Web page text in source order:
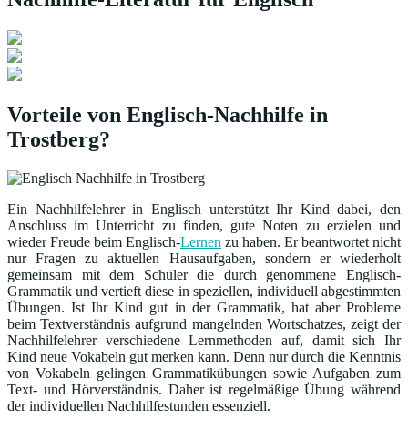
Vorteile von Englisch-Nachhilfe in
Trostberg?
Ein Nachhilfelehrer in Englisch unterstützt Ihr Kind dabei, den
Anschluss im Unterricht zu finden, gute Noten zu erzielen und
wieder Freude beim Englisch-Lernen zu haben. Er beantwortet nicht
nur Fragen zu aktuellen Hausaufgaben, sondern er wiederholt
gemeinsam mit dem Schüler die durch genommene Englisch-
Grammatik und vertieft diese in speziellen, individuell abgestimmten
Übungen. Ist Ihr Kind gut in der Grammatik, hat aber Probleme
beim Textverständnis aufgrund mangelnden Wortschatzes, zeigt der
Nachhilfelehrer verschiedene Lernmethoden auf, damit sich Ihr
Kind neue Vokabeln gut merken kann. Denn nur durch die Kenntnis
von Vokabeln gelingen Grammatikübungen sowie Aufgaben zum
Text- und Hörverständnis. Daher ist regelmäßige Übung während
der individuellen Nachhilfestunden essenziell.